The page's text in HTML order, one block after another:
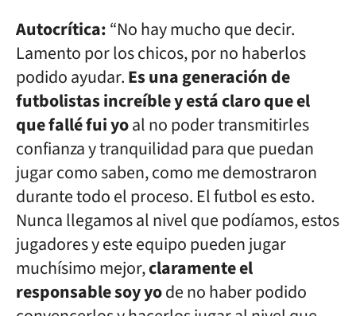
Autocrítica:“No hay mucho que decir.
Lamento por los chicos, por no haberlos
podido ayudar.Es una generación de
futbolistas increíble y está claro que el
que fallé fui yoal no poder transmitirles
confianza y tranquilidad para que puedan
jugar como saben, como me demostraron
durante todo el proceso. El futbol es esto.
Nunca llegamos al nivel que podíamos, estos
jugadores y este equipo pueden jugar
muchísimo mejor,claramente el
responsable soy yode no haber podido